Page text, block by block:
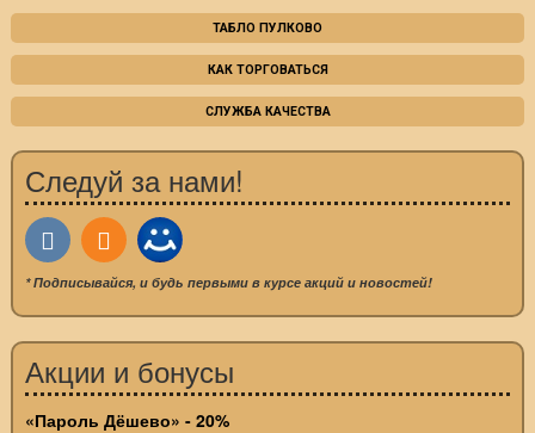
ТАБЛО ПУЛКОВО
КАК ТОРГОВАТЬСЯ
СЛУЖБА КАЧЕСТВА
Следуй за нами!
* Подписывайся, и будь первыми в курсе акций и новостей!
Акции и бонусы
«Пароль Дёшево» - 20%